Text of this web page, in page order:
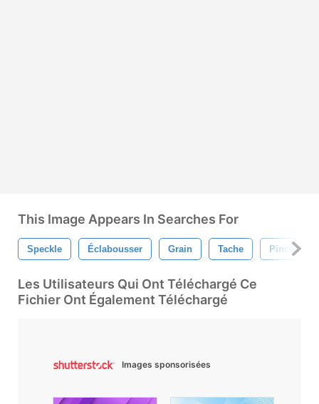
This Image Appears In Searches For
Speckle Éclabousser Grain Tache Pinceau
Les Utilisateurs Qui Ont Téléchargé Ce
Fichier Ont Également Téléchargé
Images sponsorisées